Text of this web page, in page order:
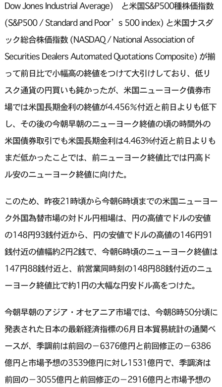
Dow Jones Industrial Average) と米国S&P500種株価指数
(S&P500 / Standard and Poor’s 500 index) と米国ナスダ
ック総合株価指数 (NASDAQ / National Association of
Securities Dealers Automated Quotations Composite) が揃
って前日比で小幅高の終値をつけて大引けしており、低リ
スク通貨の円買いも鈍かったが、米国ニューヨーク債券市
場では米国長期金利の終値が4.456％付近と前日よりも低下
し、その後の今朝早朝のニューヨーク終値の頃の時間外の
米国債券取引でも米国長期金利は4.463%付近と前日よりも
まだ低かったことでは、前ニューヨーク終値比では円高ド
ル安のニューヨーク終値に向けた。
このため、昨夜21時頃から今朝6時頃までの米国ニューヨー
ク外国為替市場の対ドル円相場は、円の高値でドルの安値
の148円93銭付近から、円の安値でドルの高値の146円91
銭付近の値幅約2円2銭で、今朝6時頃のニューヨーク終値は
147円88銭付近と、前営業同時刻の148円88銭付近のニュ
ーヨーク終値比で約1円の大幅な円安ドル高をつけた。
今朝早朝のアジア・オセアニア市場では、今朝8時50分頃に
発表された日本の最新経済指標の6月日本貿易統計の通関ベ
ースが、季調前は前回の−6376億円と前回修正の−6386
億円と市場予想の3539億円に対し1531億円で、季調済は
前回の−3055億円と前回修正の−2916億円と市場予想の